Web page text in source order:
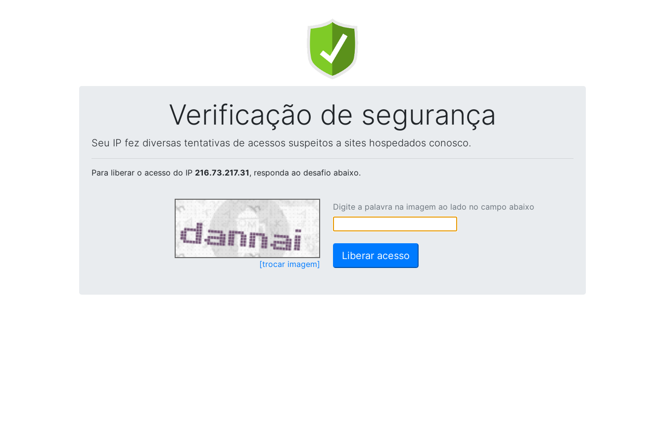
Verificação de segurança
Seu IP fez diversas tentativas de acessos suspeitos a sites hospedados conosco.
Para liberar o acesso do IP 216.73.217.31, responda ao desafio abaixo.
[trocar imagem]
Digite a palavra na imagem ao lado no campo abaixo